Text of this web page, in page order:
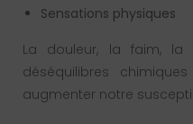
Sensations physiques
La douleur, la faim, la
déséquilibres
augmenter notre